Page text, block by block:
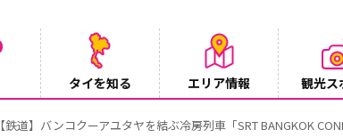
タイを知る エリア情報 観光ス
【鉄道】バンコクーアユタヤを結ぶ冷房列車「SRT BANGKOK